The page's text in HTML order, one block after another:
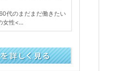
代のまだまだ働きたい
女性<...